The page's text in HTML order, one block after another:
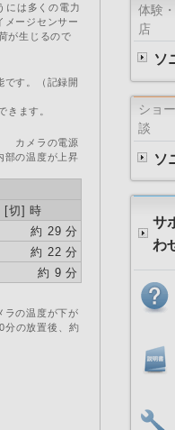
には多くの電力
メージセンサー
が生じるので
です。（記録開
きます。
カメラの電源
部の温度が上昇
[切] 時
約 29 分
約 22 分
約 9 分
ラの温度が下が
分の放置後、約
体験
店
ソ
ショ
談
ソ
サ
わ